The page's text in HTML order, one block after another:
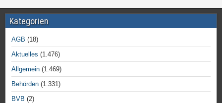
Kategorien
AGB (18)
Aktuelles (1.476)
Allgemein (1.469)
Behörden (1.331)
BVB (2)